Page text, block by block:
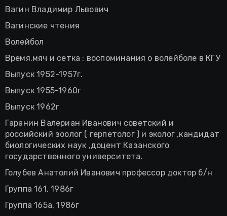
Вагин Владимир Львович
Вагинские чтения
Волейбол
Время.мяч и сетка : воспоминания о волейболе в КГУ
Выпуск 1952-1957г.
Выпуск 1955-1960г
Выпуск 1962г
Гаранин Валериан Иванович советский и
российский зоолог ( герпетолог ) и эколог ,кандидат
биологических наук ,доцент Казанского
государственного университета.
Голубев Анатолий Иванович профессор доктор б/н
Группа 161, 1986г
Группа 165а, 1986г